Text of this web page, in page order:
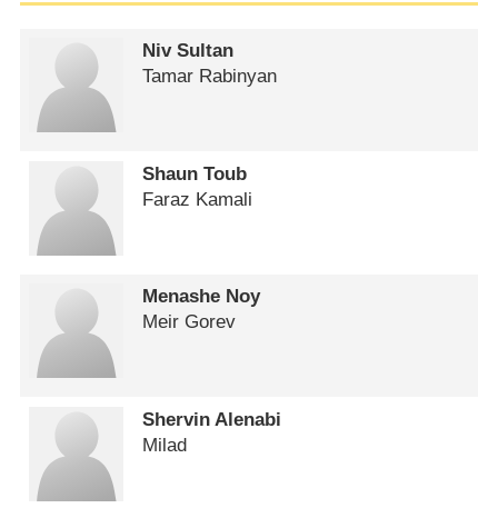
Niv Sultan
Tamar Rabinyan
Shaun Toub
Faraz Kamali
Menashe Noy
Meir Gorev
Shervin Alenabi
Milad